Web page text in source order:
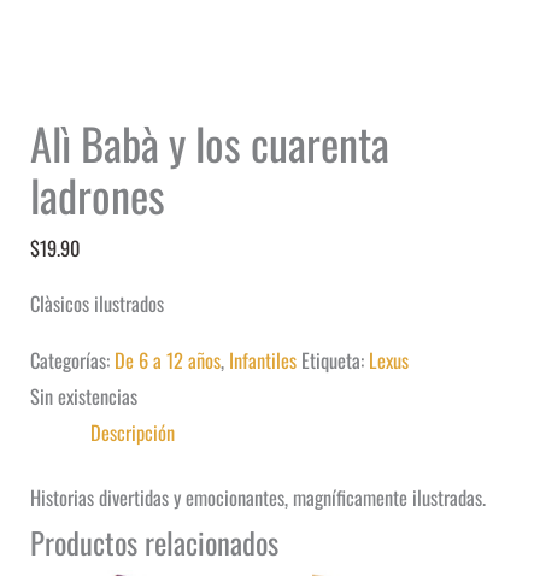
Alì Babà y los cuarenta
ladrones
$19.90
Clàsicos ilustrados
Categorías: De 6 a 12 años, Infantiles Etiqueta: Lexus
Sin existencias
Descripción
Historias divertidas y emocionantes, magníficamente ilustradas.
Productos relacionados